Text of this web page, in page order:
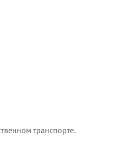
транспорте.